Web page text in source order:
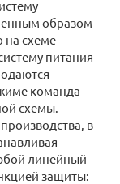
образом
на схеме
питания
команда
схемы.
в
линейный
защиты: